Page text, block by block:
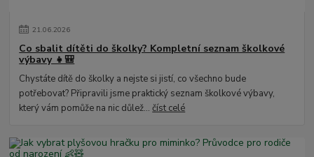
21.06.2026
Co sbalit dítěti do školky? Kompletní seznam školkové
výbavy 👧🎒
Chystáte dítě do školky a nejste si jistí, co všechno bude
potřebovat? Připravili jsme praktický seznam školkové výbavy,
který vám pomůže na nic důlež...číst celé